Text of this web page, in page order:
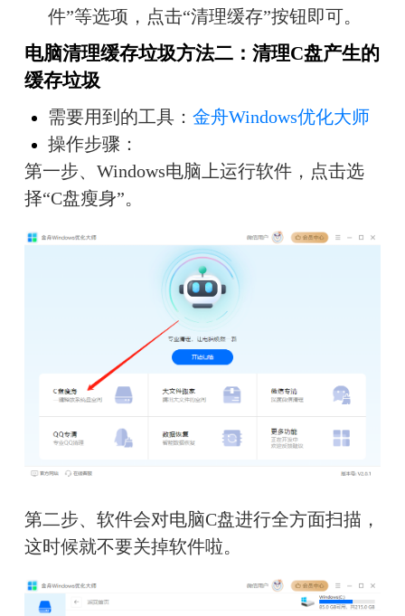
件”等选项，点击“清理缓存”按钮即可。
电脑清理缓存垃圾方法二：清理C盘产生的
缓存垃圾
需要用到的工具：金舟Windows优化大师
操作步骤：
第一步、Windows电脑上运行软件，点击选
择“C盘瘦身”。
第二步、软件会对电脑C盘进行全方面扫描，
这时候就不要关掉软件啦。